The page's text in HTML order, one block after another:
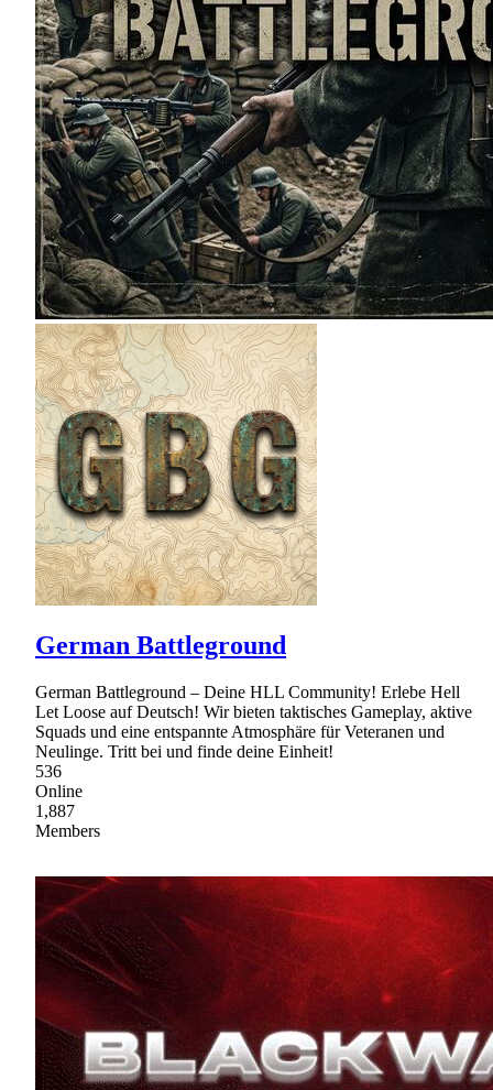
German Battleground
German Battleground – Deine HLL Community! Erlebe Hell
Let Loose auf Deutsch! Wir bieten taktisches Gameplay, aktive
Squads und eine entspannte Atmosphäre für Veteranen und
Neulinge. Tritt bei und finde deine Einheit!
536
Online
1,887
Members